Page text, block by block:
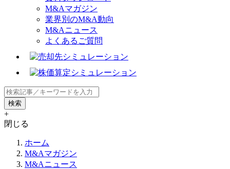
M&Aマガジン
業界別のM&A動向
M&Aニュース
よくあるご質問
+
閉じる
ホーム
M&Aマガジン
M&Aニュース